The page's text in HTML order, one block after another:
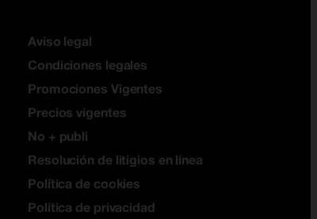
Aviso legal
Condiciones legales
Promociones Vigentes
Precios vigentes
No + publi
Resolución de litigios en línea
Política de cookies
Política de privacidad